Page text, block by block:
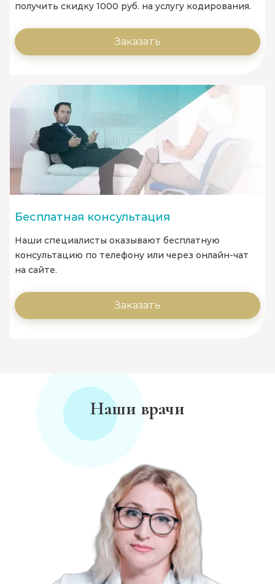
получить скидку 1000 руб. на услугу кодирования.
Заказать
Бесплатная консультация
Наши специалисты оказывают бесплатную
консультацию по телефону или через онлайн-чат
на сайте.
Заказать
Наши врачи